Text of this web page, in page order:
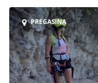
PREGASINA